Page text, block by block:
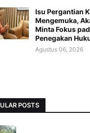
Isu Pergantian
Mengemuka,
Minta Fokus
Penegakan
Agustus 06, 2026
POSTS